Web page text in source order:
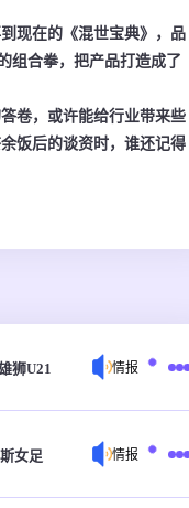
现在的《混世宝典》，品
组合拳，把产品打造成了
卷，或许能给行业带来些
饭后的谈资时，谁还记得
狮U21 情报
女足 情报